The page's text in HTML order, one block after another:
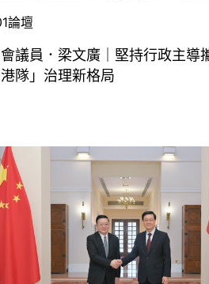
論壇
議員．梁文廣｜堅持行政主導
港隊」治理新格局